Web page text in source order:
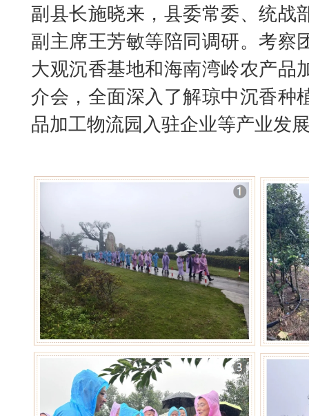
副县长施晓来，县委常委、统战
副主席王芳敏等陪同调研。考察
大观沉香基地和海南湾岭农产品
介会，全面深入了解琼中沉香种
品加工物流园入驻企业等产业发